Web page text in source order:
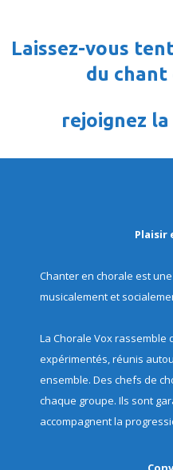
Laissez-vous
du chant
rejoignez
Plaisir
Chanter en chorale est
musicalement et
La Chorale Vox
expérimentés, réunis
ensemble. Des chefs de
chaque groupe. Ils sont
accompagnent la